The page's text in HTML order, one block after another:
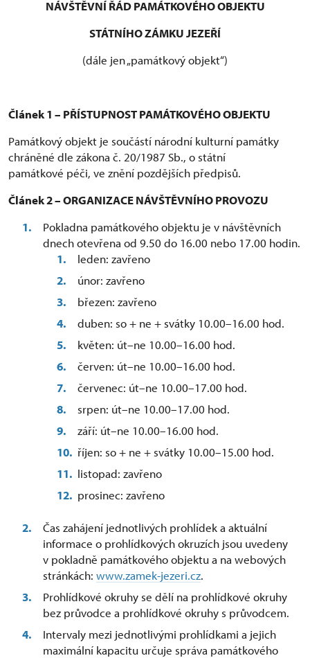
NÁVŠTĚVNÍ ŘÁD PAMÁTKOVÉHO OBJEKTU
STÁTNÍHO ZÁMKU JEZEŘÍ
(dále jen „památkový objekt“)
Článek 1 – PŘÍSTUPNOST PAMÁTKOVÉHO OBJEKTU
Památkový objekt je součástí národní kulturní památky
chráněné dle zákona č. 20/1987 Sb., o státní
památkové péči, ve znění pozdějších předpisů.
Článek 2 – ORGANIZACE NÁVŠTĚVNÍHO PROVOZU
Pokladna památkového objektu je v návštěvních
dnech otevřena od 9.50 do 16.00 nebo 17.00 hodin.
leden: zavřeno
únor: zavřeno
březen: zavřeno
duben: so + ne + svátky 10.00–16.00 hod.
květen: út–ne 10.00–16.00 hod.
červen: út–ne 10.00–16.00 hod.
červenec: út–ne 10.00–17.00 hod.
srpen: út–ne 10.00–17.00 hod.
září: út–ne 10.00–16.00 hod.
říjen: so + ne + svátky 10.00–15.00 hod.
listopad: zavřeno
prosinec: zavřeno
Čas zahájení jednotlivých prohlídek a aktuální
informace o prohlídkových okruzích jsou uvedeny
v pokladně památkového objektu a na webových
stránkách: www.zamek-jezeri.cz.
Prohlídkové okruhy se dělí na prohlídkové okruhy
bez průvodce a prohlídkové okruhy s průvodcem.
Intervaly mezi jednotlivými prohlídkami a jejich
maximální kapacitu určuje správa památkového